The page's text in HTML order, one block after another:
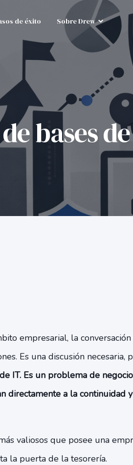
de éxito Sobre Drew
bases
empresarial, la
Es una discusión necesaria,
IT. Es un problema de
directamente a la continuidad y
valiosos que posee una
la puerta de la tesorería.